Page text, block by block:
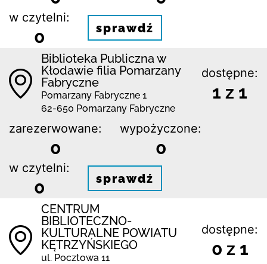
w czytelni:
0 sprawdź
Biblioteka Publiczna w
Kłodawie filia Pomarzany
Fabryczne
Pomarzany Fabryczne 1
62-650 Pomarzany Fabryczne
dostępne:
1 z 1
zarezerwowane:
0
wypożyczone:
0
w czytelni:
0 sprawdź
CENTRUM
BIBLIOTECZNO-
KULTURALNE POWIATU
KĘTRZYŃSKIEGO
ul. Pocztowa 11
dostępne:
0 z 1